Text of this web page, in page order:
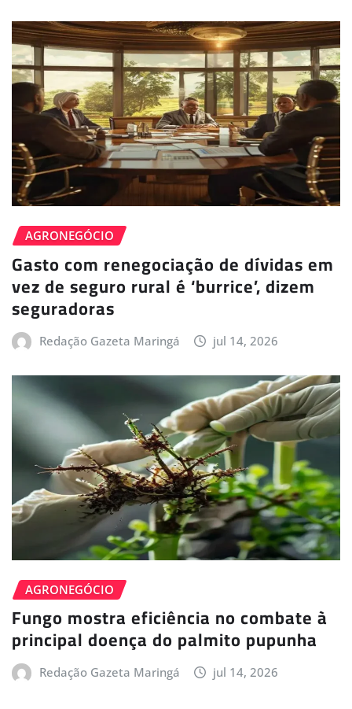
AGRONEGÓCIO
Gasto com renegociação de dívidas em
vez de seguro rural é ‘burrice’, dizem
seguradoras
Redação Gazeta Maringá jul 14, 2026
AGRONEGÓCIO
Fungo mostra eficiência no combate à
principal doença do palmito pupunha
Redação Gazeta Maringá jul 14, 2026